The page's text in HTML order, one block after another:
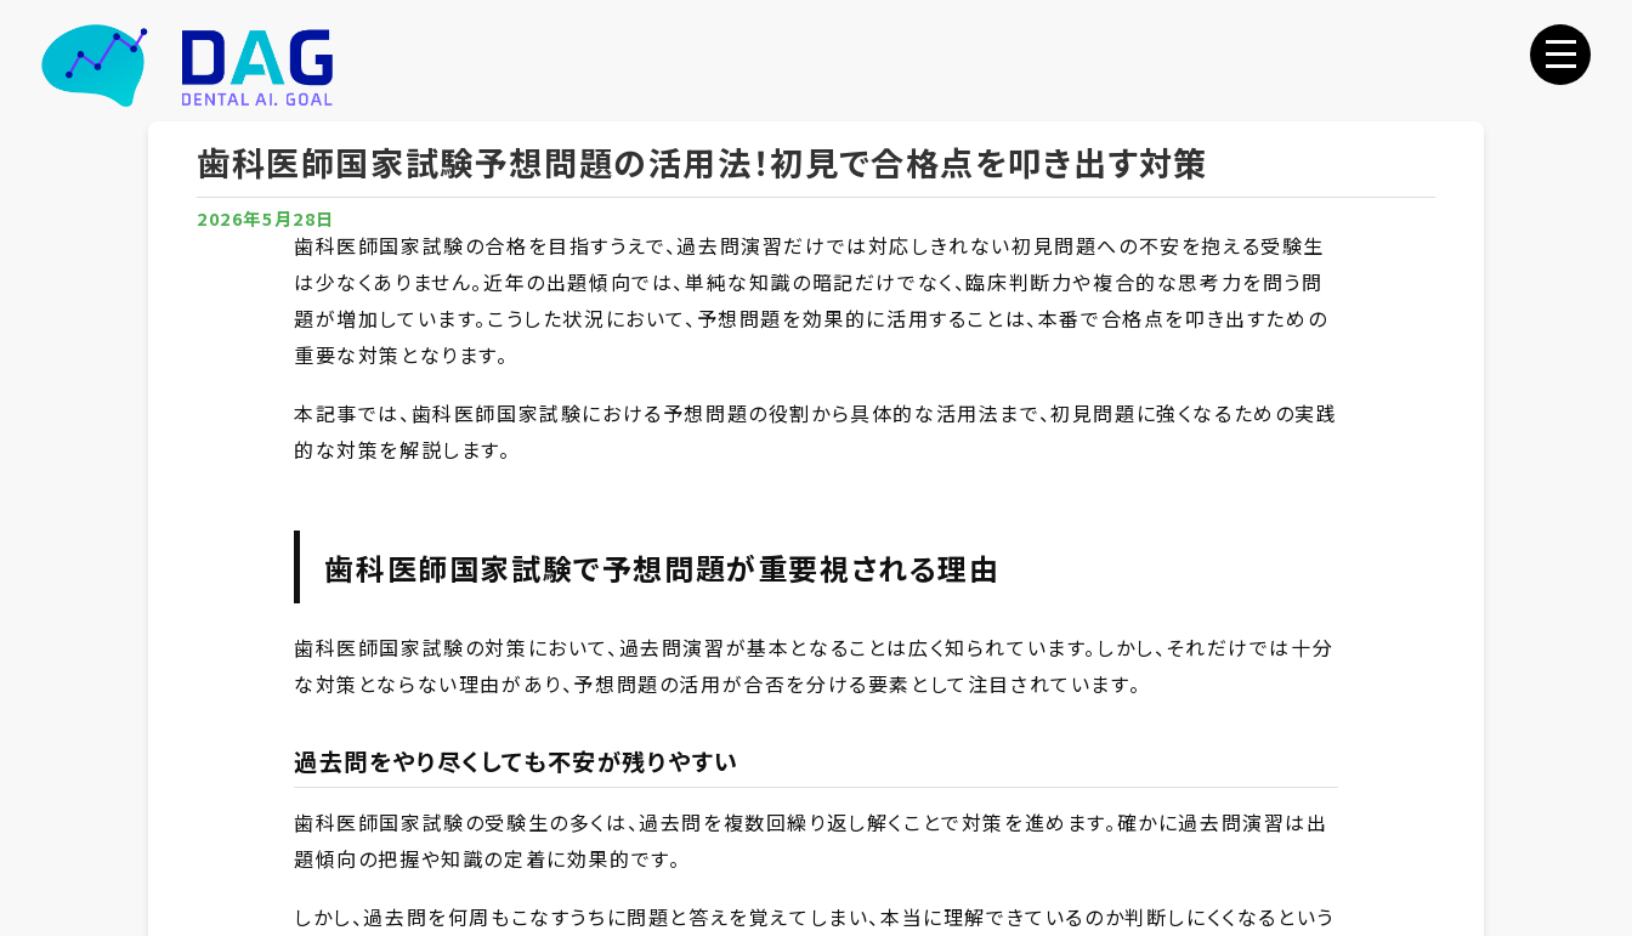
歯科医師国家試験予想問題の活用法！初見で合格点を叩き出す対策
2026年5月28日
歯科医師国家試験の合格を目指すうえで、過去問演習だけでは対応しきれない初見問題への不安を抱える受験生
は少なくありません。近年の出題傾向では、単純な知識の暗記だけでなく、臨床判断力や複合的な思考力を問う問
題が増加しています。こうした状況において、予想問題を効果的に活用することは、本番で合格点を叩き出すための
重要な対策となります。
本記事では、歯科医師国家試験における予想問題の役割から具体的な活用法まで、初見問題に強くなるための実践
的な対策を解説します。
歯科医師国家試験で予想問題が重要視される理由
歯科医師国家試験の対策において、過去問演習が基本となることは広く知られています。しかし、それだけでは十分
な対策とならない理由があり、予想問題の活用が合否を分ける要素として注目されています。
過去問をやり尽くしても不安が残りやすい
歯科医師国家試験の受験生の多くは、過去問を複数回繰り返し解くことで対策を進めます。確かに過去問演習は出
題傾向の把握や知識の定着に効果的です。
しかし、過去問を何周もこなすうちに問題と答えを覚えてしまい、本当に理解できているのか判断しにくくなるという